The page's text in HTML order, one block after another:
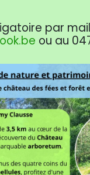
par
ou au